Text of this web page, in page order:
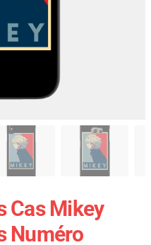
Cas Mikey
Numéro